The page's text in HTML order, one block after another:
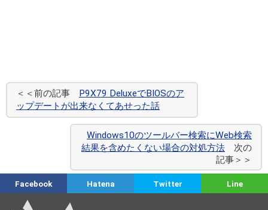
＜＜前の記事 P9X79 DeluxeでBIOSのア
ップデートが出来なくてあせった話
Windows10のツールバー検索にWeb検索
結果を含めたくない場合の対処方法 次の
記事＞＞
Facebook Hatena Twitter Line